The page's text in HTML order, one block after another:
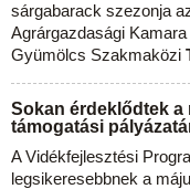
sárgabarack szezonja
Agrárgazdasági
Gyümölcs Szakmaközi
Sokan érdeklődtek a
támogatási
A Vidékfejlesztési
legsikeresebbnek a